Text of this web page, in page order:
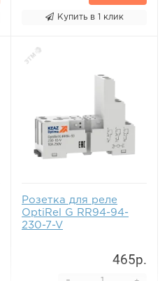
Купить в 1 клик
Розетка для реле
OptiRel G RR94-94-
230-7-V
465р.